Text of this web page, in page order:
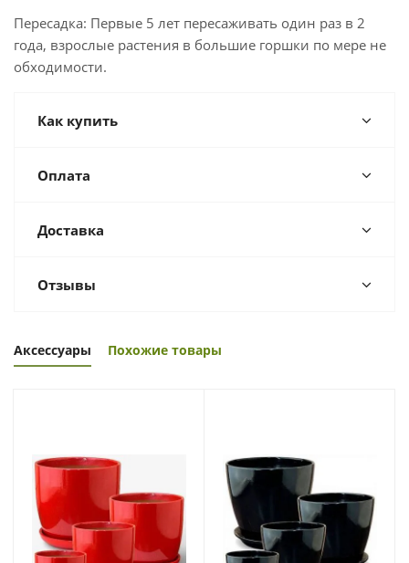
Пересадка: Первые 5 лет пересаживать один раз в 2
года, взрослые растения в большие горшки по мере не
обходимости.
Как купить
Оплата
Доставка
Отзывы
Аксессуары Похожие товары